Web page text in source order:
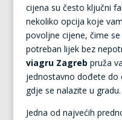
cijena su često ključni
nekoliko opcija koje
povoljne cijene, čime
potreban lijek bez
viagru Zagreb pruža
jednostavno dođete do
gdje se nalazite u gradu.
Jedna od najvećih